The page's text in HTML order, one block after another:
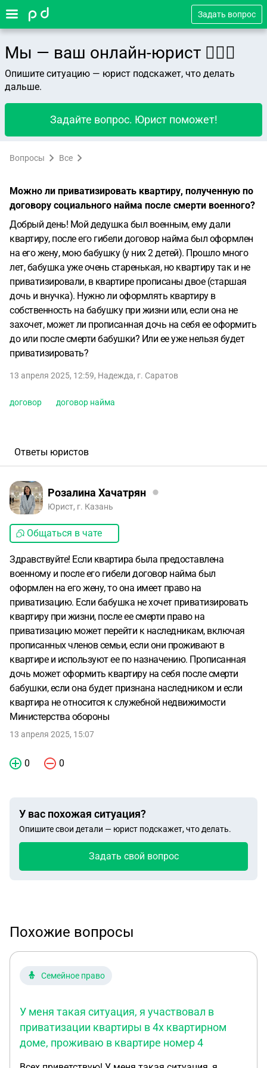
Задать вопрос
Мы — ваш онлайн-юрист 👨🏻‍⚖️
Опишите ситуацию — юрист подскажет, что делать
дальше.
Задайте вопрос. Юрист поможет!
Вопросы Все
Можно ли приватизировать квартиру, полученную по
договору социального найма после смерти военного?
Добрый день! Мой дедушка был военным, ему дали
квартиру, после его гибели договор найма был оформлен
на его жену, мою бабушку (у них 2 детей). Прошло много
лет, бабушка уже очень старенькая, но квартиру так и не
приватизировали, в квартире прописаны двое (старшая
дочь и внучка). Нужно ли оформлять квартиру в
собственность на бабушку при жизни или, если она не
захочет, может ли прописанная дочь на себя ее оформить
до или после смерти бабушки? Или ее уже нельзя будет
приватизировать?
13 апреля 2025, 12:59, Надежда, г. Саратов
договор договор найма
Ответы юристов
Розалина Хачатрян
Юрист, г. Казань
Общаться в чате
Здравствуйте! Если квартира была предоставлена
военному и после его гибели договор найма был
оформлен на его жену, то она имеет право на
приватизацию. Если бабушка не хочет приватизировать
квартиру при жизни, после ее смерти право на
приватизацию может перейти к наследникам, включая
прописанных членов семьи, если они проживают в
квартире и используют ее по назначению. Прописанная
дочь может оформить квартиру на себя после смерти
бабушки, если она будет признана наследником и если
квартира не относится к служебной недвижимости
Министерства обороны
13 апреля 2025, 15:07
0 0
У вас похожая ситуация?
Опишите свои детали — юрист подскажет, что делать.
Задать свой вопрос
Похожие вопросы
Семейное право
У меня такая ситуация, я участвовал в
приватизации квартиры в 4х квартирном
доме, проживаю в квартире номер 4